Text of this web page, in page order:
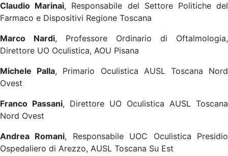
Claudio Marinai, Responsabile del Settore Politiche del
Farmaco e Dispositivi Regione Toscana
Marco Nardi, Professore Ordinario di Oftalmologia,
Direttore UO Oculistica, AOU Pisana
Michele Palla, Primario Oculistica AUSL Toscana Nord
Ovest
Franco Passani, Direttore UO Oculistica AUSL Toscana
Nord Ovest
Andrea Romani, Responsabile UOC Oculistica Presidio
Ospedaliero di Arezzo, AUSL Toscana Su Est